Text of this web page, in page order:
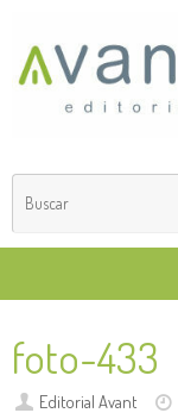
contenido
foto-433
Editorial Avant